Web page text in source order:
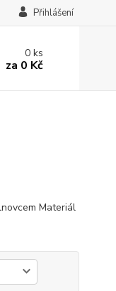
Přihlášení
0ks
za 0 Kč
Materiál